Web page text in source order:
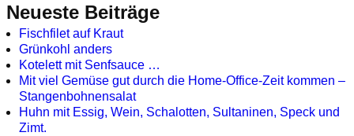
Neueste Beiträge
Fischfilet auf Kraut
Grünkohl anders
Kotelett mit Senfsauce …
Mit viel Gemüse gut durch die Home-Office-Zeit kommen –
Stangenbohnensalat
Huhn mit Essig, Wein, Schalotten, Sultaninen, Speck und
Zimt.